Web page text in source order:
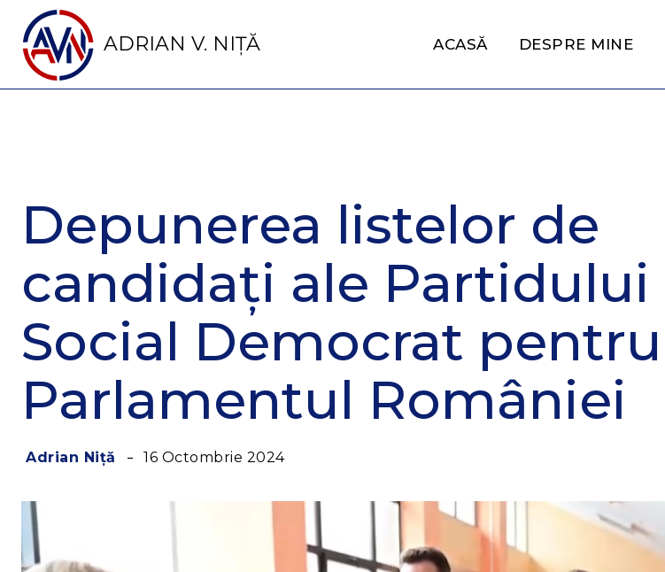
ADRIAN V. NIȚĂ ACASĂ DESPRE MINE
Depunerea listelor de
candidați ale Partidului
Social Democrat pentru
Parlamentul României
Adrian Niță 16 Octombrie 2024